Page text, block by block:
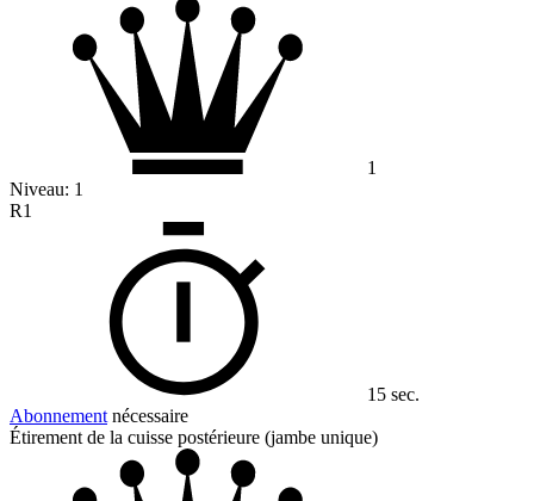
1
Niveau: 1
R1
15 sec.
Abonnement nécessaire
Étirement de la cuisse postérieure (jambe unique)